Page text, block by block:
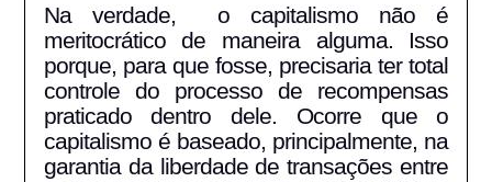
Na verdade, o capitalismo não é
meritocrático de maneira alguma. Isso
porque, para que fosse, precisaria ter total
controle do processo de recompensas
praticado dentro dele. Ocorre que o
capitalismo é baseado, principalmente, na
garantia da liberdade de transações entre